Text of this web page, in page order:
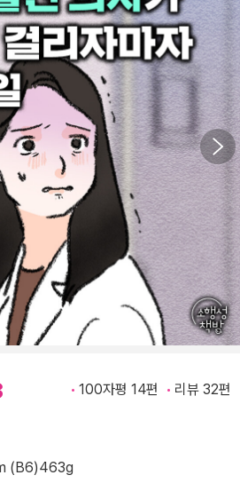
100자평 14편 리뷰 32편
(B6)463g